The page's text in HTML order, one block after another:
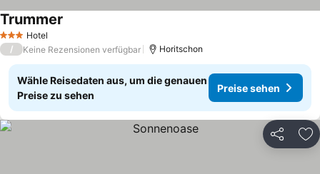
3 SterneHotel
Trummer
/ Keine Rezensionen verfügbar Horitschon
Wähle Reisedaten aus, um die genauen
Preise zu sehen
Preise sehen
Teilen